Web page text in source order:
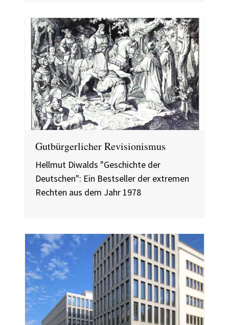
Gutbürgerlicher Revisionismus
Hellmut Diwalds "Geschichte der
Deutschen": Ein Bestseller der extremen
Rechten aus dem Jahr 1978